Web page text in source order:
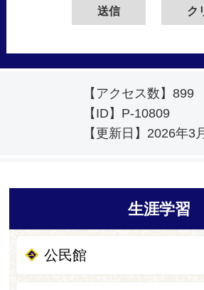
【アクセス数】 899
【ID】 P-10809
【更新日】 2026年3
生涯学習
公民館